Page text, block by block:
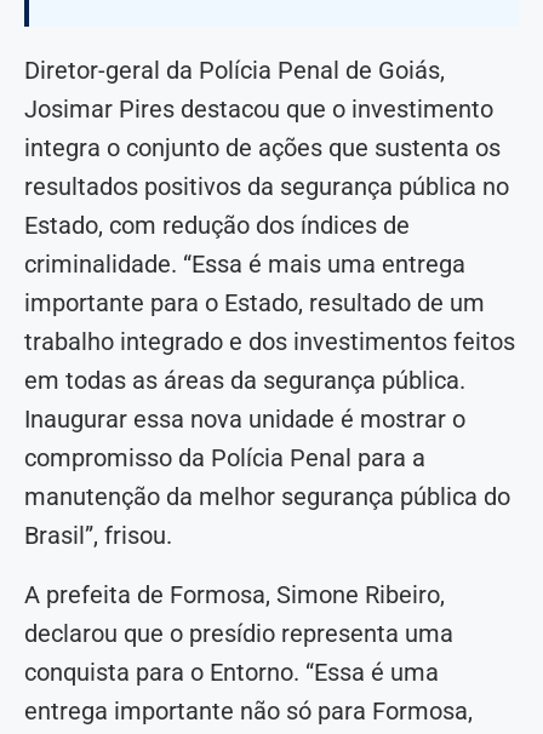
Diretor-geral da Polícia Penal de Goiás,
Josimar Pires destacou que o investimento
integra o conjunto de ações que sustenta os
resultados positivos da segurança pública no
Estado, com redução dos índices de
criminalidade. “Essa é mais uma entrega
importante para o Estado, resultado de um
trabalho integrado e dos investimentos feitos
em todas as áreas da segurança pública.
Inaugurar essa nova unidade é mostrar o
compromisso da Polícia Penal para a
manutenção da melhor segurança pública do
Brasil”, frisou.
A prefeita de Formosa, Simone Ribeiro,
declarou que o presídio representa uma
conquista para o Entorno. “Essa é uma
entrega importante não só para Formosa,